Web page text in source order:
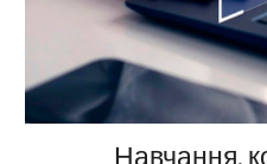
Навчання,